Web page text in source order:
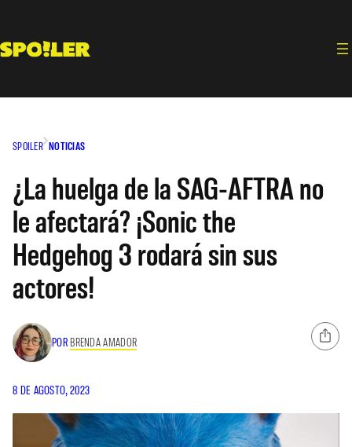
contenido
SPOILER NOTICIAS
¿La huelga de la SAG-AFTRA no
le afectará? ¡Sonic the
Hedgehog 3 rodará sin sus
actores!
POR BRENDA AMADOR
8 DE AGOSTO, 2023